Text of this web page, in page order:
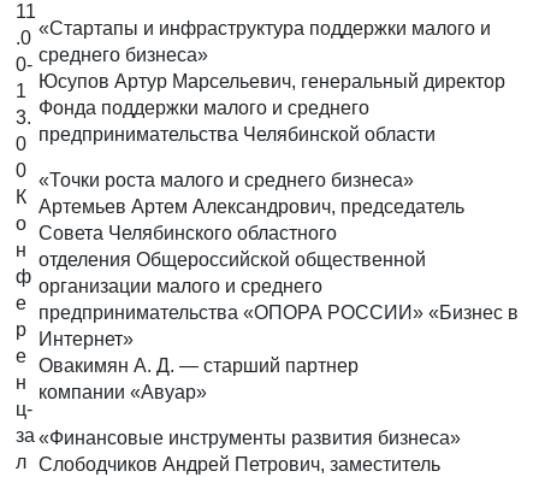
11
.0
0-
1
3.
0
0
К
о
н
ф
е
р
е
н
ц-
за
л
«Стартапы и инфраструктура поддержки малого и
среднего бизнеса»
Юсупов Артур Марсельевич, генеральный директор
Фонда поддержки малого и среднего
предпринимательства Челябинской области
«Точки роста малого и среднего бизнеса»
Артемьев Артем Александрович, председатель
Совета Челябинского областного
отделения Общероссийской общественной
организации малого и среднего
предпринимательства «ОПОРА РОССИИ» «Бизнес в
Интернет»
Овакимян А. Д. — старший партнер
компании «Авуар»
«Финансовые инструменты развития бизнеса»
Слободчиков Андрей Петрович, заместитель